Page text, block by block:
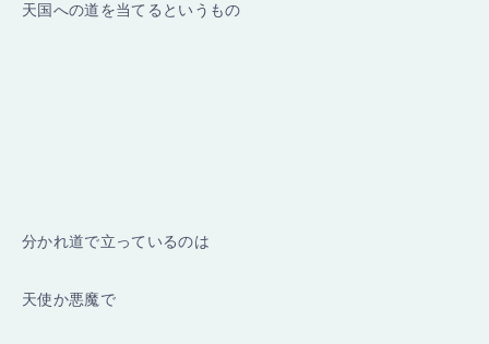
天国への道を当てるというもの
分かれ道で立っているのは
天使か悪魔で